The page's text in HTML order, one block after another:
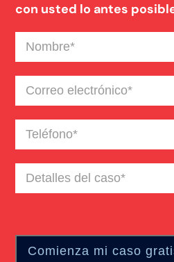
con usted lo antes
Nombre(Required)
Correo
electrónico(Required)
Teléfono(Required)
Detalles
del